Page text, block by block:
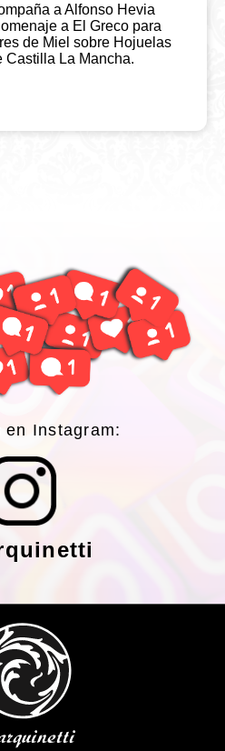
a Alfonso Hevia
a El Greco para
de Miel sobre Hojuelas
Castilla La Mancha.
en Instagram: